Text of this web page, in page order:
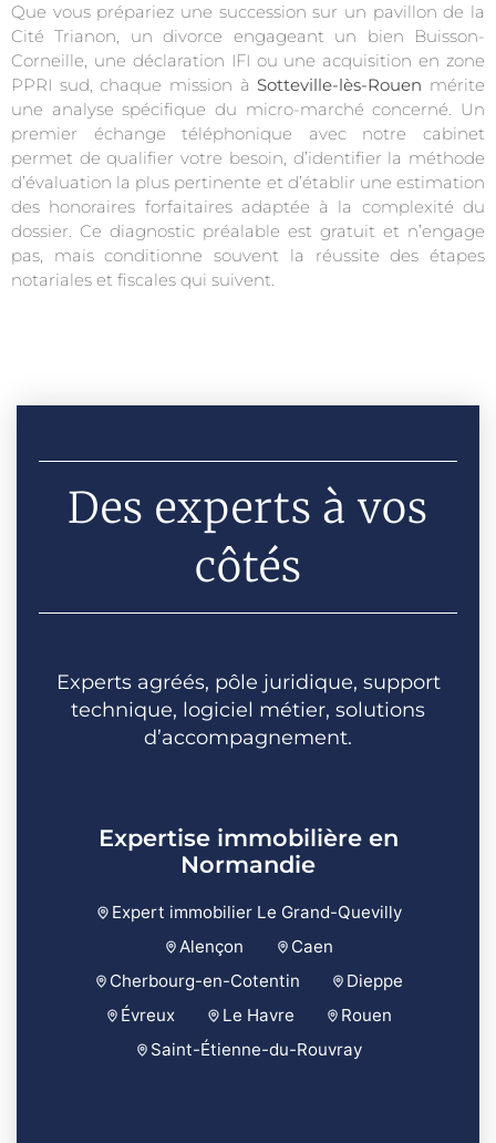
Que vous prépariez une succession sur un pavillon de la
Cité Trianon, un divorce engageant un bien Buisson-
Corneille, une déclaration IFI ou une acquisition en zone
PPRI sud, chaque mission à Sotteville-lès-Rouen mérite
une analyse spécifique du micro-marché concerné. Un
premier échange téléphonique avec notre cabinet
permet de qualifier votre besoin, d’identifier la méthode
d’évaluation la plus pertinente et d’établir une estimation
des honoraires forfaitaires adaptée à la complexité du
dossier. Ce diagnostic préalable est gratuit et n’engage
pas, mais conditionne souvent la réussite des étapes
notariales et fiscales qui suivent.
Des experts à vos
côtés
Experts agréés, pôle juridique, support
technique, logiciel métier, solutions
d’accompagnement.
Expertise immobilière en
Normandie
Expert immobilier Le Grand-Quevilly
Alençon
Caen
Cherbourg-en-Cotentin
Dieppe
Évreux
Le Havre
Rouen
Saint-Étienne-du-Rouvray